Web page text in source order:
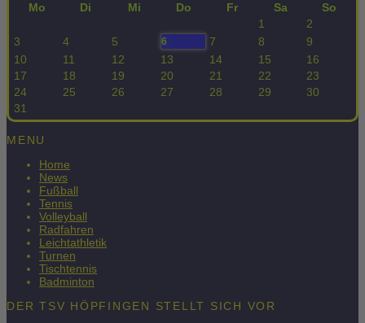
Mo
Di Mi Do Fr Sa
So
1
2
3
4 5 6 7 8
9
10
11 12 13 14 15
16
17
18 19 20 21 22
23
24
25 26 27 28 29
30
31
MENU
Home
News
Fußball
Tennis
Volleyball
Radfahren
Leichtathletik
Turnen
Tischtennis
Badminton
DER TSV HÖPFINGEN STELLT SICH VOR